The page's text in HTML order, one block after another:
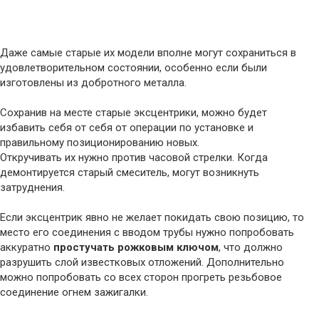
Даже самые старые их модели вполне могут сохраниться в
удовлетворительном состоянии, особенно если были
изготовлены из добротного металла.
Сохранив на месте старые эксцентрики, можно будет
избавить себя от себя от операции по установке и
правильному позиционированию новых.
Откручивать их нужно против часовой стрелки. Когда
демонтируется старый смеситель, могут возникнуть
затруднения.
Если эксцентрик явно не желает покидать свою позицию, то
место его соединения с вводом трубы нужно попробовать
аккуратно простучать рожковым ключом, что должно
разрушить слой известковых отложений. Дополнительно
можно попробовать со всех сторон прогреть резьбовое
соединение огнем зажигалки.